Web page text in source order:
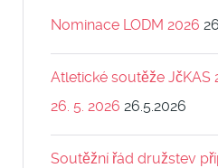
Nominace LODM 2026
Atletické soutěže JčKAS
26. 5. 2026 26.5.2026
Soutěžní řád družstev